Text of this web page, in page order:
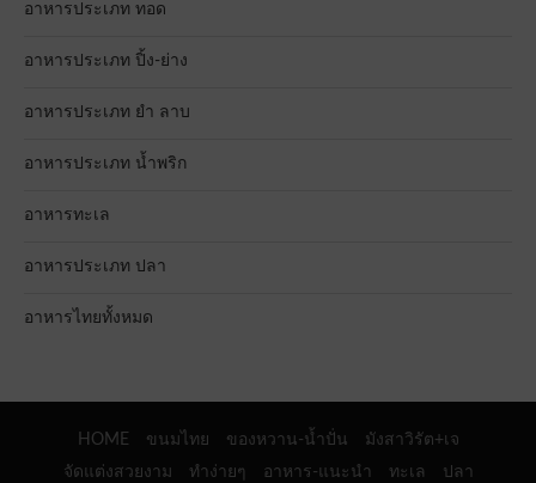
อาหารประเภท ทอด
อาหารประเภท ปิ้ง-ย่าง
อาหารประเภท ยำ ลาบ
อาหารประเภท น้ำพริก
อาหารทะเล
อาหารประเภท ปลา
อาหารไทยทั้งหมด
HOME ขนมไทย ของหวาน-น้ำปั่น
มังสาวิรัต+เจ
จัดแต่งสวยงาม
ทำง่ายๆ อาหาร-แนะนำ ทะเล
ปลา